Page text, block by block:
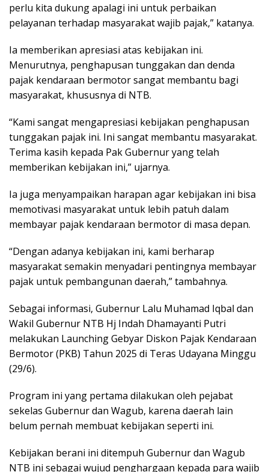
perlu kita dukung apalagi ini untuk perbaikan
pelayanan terhadap masyarakat wajib pajak,” katanya.
Ia memberikan apresiasi atas kebijakan ini.
Menurutnya, penghapusan tunggakan dan denda
pajak kendaraan bermotor sangat membantu bagi
masyarakat, khususnya di NTB.
“Kami sangat mengapresiasi kebijakan penghapusan
tunggakan pajak ini. Ini sangat membantu masyarakat.
Terima kasih kepada Pak Gubernur yang telah
memberikan kebijakan ini,” ujarnya.
Ia juga menyampaikan harapan agar kebijakan ini bisa
memotivasi masyarakat untuk lebih patuh dalam
membayar pajak kendaraan bermotor di masa depan.
“Dengan adanya kebijakan ini, kami berharap
masyarakat semakin menyadari pentingnya membayar
pajak untuk pembangunan daerah,” tambahnya.
Sebagai informasi, Gubernur Lalu Muhamad Iqbal dan
Wakil Gubernur NTB Hj Indah Dhamayanti Putri
melakukan Launching Gebyar Diskon Pajak Kendaraan
Bermotor (PKB) Tahun 2025 di Teras Udayana Minggu
(29/6).
Program ini yang pertama dilakukan oleh pejabat
sekelas Gubernur dan Wagub, karena daerah lain
belum pernah membuat kebijakan seperti ini.
Kebijakan berani ini ditempuh Gubernur dan Wagub
NTB ini sebagai wujud penghargaan kepada para wajib